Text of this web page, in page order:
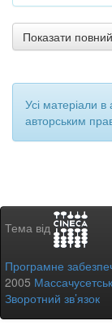
Показати
Усі матеріали в
авторським
Тема від
Програмне
2005
Зворотний зв’язок